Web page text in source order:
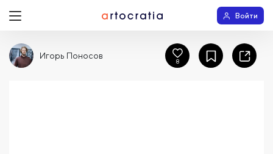
Войти
Игорь Поносов
8